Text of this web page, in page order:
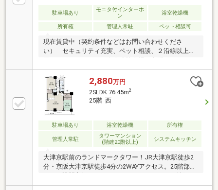
LDを約13.4帖から約14.9帖へ変更■ ご希望の住まい探
しをお手伝いします ━━━━━・・・物件の詳細・ご
相談はお気軽にお問い合わせください。
駐車場あり
モニタ付インターホ
ン
浴室乾燥機
所有権 管理人常駐 ペット相談可
現在賃貸中（契約条件などはお問い合わせくださ
い） セキュリティ充実、ペット相談、２沿線以上利
システムキッチン、浴室乾燥機、和室、シャワー付洗
面化粧台、２４時間ゴミ出し可、ワイドバルコニー、
温水洗浄便座、ＴＶモニタ付インターホン、２４時間
有人管理、駐輪場、バイク置場
2,880万円
2SLDK 76.45m2
25階 西
駐車場あり 浴室乾燥機 所有権
管理人常駐
タワーマンション
(階建20階以上)
システムキッチン
大津京駅前のランドマークタワー！JR大津京駅徒歩2
分・京阪大津京駅徒歩4分の2WAYアクセス。25階部分
押入れと収納力の高い帆部屋です。弊社にて鍵をお預